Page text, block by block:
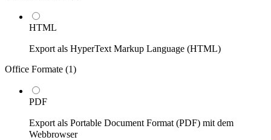
HTML
Export als HyperText Markup Language (HTML)
Office Formate (1)
PDF
Export als Portable Document Format (PDF) mit dem
Webbrowser